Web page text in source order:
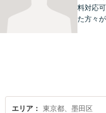
料対応
た方々
エリア 東京都、墨田区